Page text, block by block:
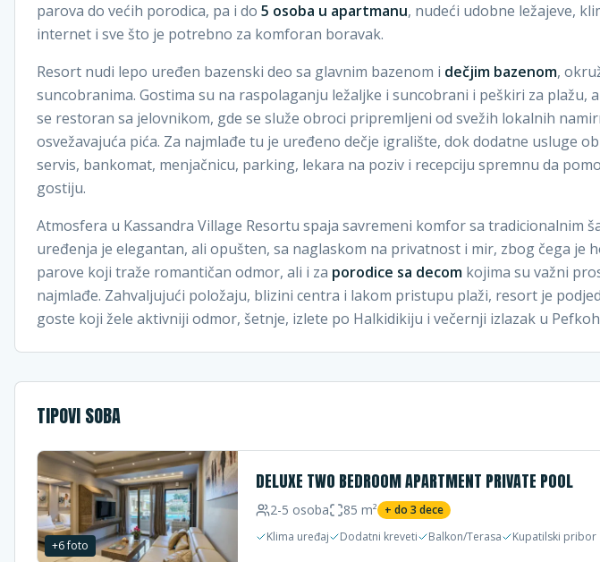
parova do većih porodica, pa i do 5 osoba u apartmanu, nudeći udobne ležajeve,
internet i sve što je potrebno za komforan boravak.
Resort nudi lepo uređen bazenski deo sa glavnim bazenom i dečjim bazenom,
suncobranima. Gostima su na raspolaganju ležaljke i suncobrani i peškiri za plažu,
se restoran sa jelovnikom, gde se služe obroci pripremljeni od svežih lokalnih
osvežavajuća pića. Za najmlađe tu je uređeno dečje igralište, dok dodatne usluge
servis, bankomat, menjačnicu, parking, lekara na poziv i recepciju spremnu da
gostiju.
Atmosfera u Kassandra Village Resortu spaja savremeni komfor sa tradicionalnim
uređenja je elegantan, ali opušten, sa naglaskom na privatnost i mir, zbog čega je
parove koji traže romantičan odmor, ali i za porodice sa decom kojima su važni
najmlađe. Zahvaljujući položaju, blizini centra i lakom pristupu plaži, resort je
goste koji žele aktivniji odmor, šetnje, izlete po Halkidikiju i večernji izlazak u
TIPOVI SOBA
+6foto
DELUXE TWO BEDROOM APARTMENT PRIVATE POOL
2-5 osoba 85 m² + do 3 dece
Klima uređaj
Dodatni kreveti Balkon/Terasa Kupatilski pribor